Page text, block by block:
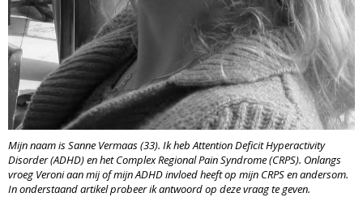
Mijn naam is Sanne Vermaas (33). Ik heb Attention Deficit Hyperactivity
Disorder (ADHD) en het Complex Regional Pain Syndrome (CRPS). Onlangs
vroeg Veroni aan mij of mijn ADHD invloed heeft op mijn CRPS en andersom.
In onderstaand artikel probeer ik antwoord op deze vraag te geven.